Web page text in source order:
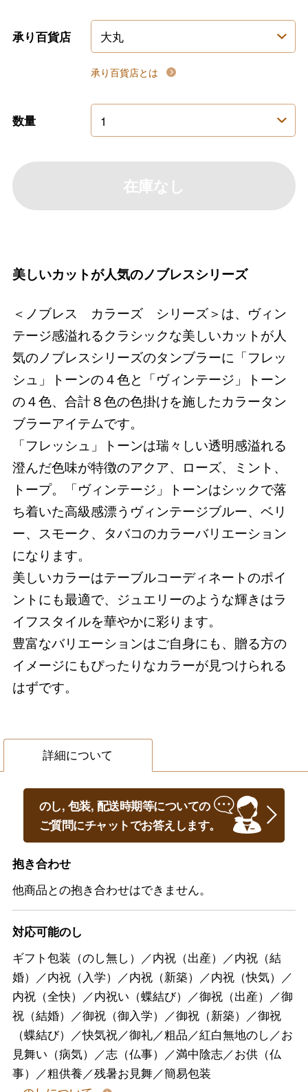
承り百貨店
承り百貨店とは
数量
在庫なし
美しいカットが人気のノブレスシリーズ
＜ノブレス カラーズ シリーズ＞は、ヴィン
テージ感溢れるクラシックな美しいカットが人
気のノブレスシリーズのタンブラーに 「フレッ
シュ」トーンの４色と 「ヴィンテージ」トーン
の４色、合計８色の色掛けを施したカラータン
ブラーアイテムです。
「フレッシュ」トーンは瑞々しい透明感溢れる
澄んだ色味が特徴のアクア、ローズ、ミント、
トープ。「ヴィンテージ」トーンはシックで落
ち着いた高級感漂うヴィンテージブルー、ベリ
ー、スモーク、タバコのカラーバリエーション
になります。
美しいカラーはテーブルコーディネートのポイ
ントにも最適で、ジュエリーのような輝きはラ
イフスタイルを華やかに彩ります。
豊富なバリエーションはご自身にも、贈る方の
イメージにもぴったりなカラーが見つけられる
はずです。
詳細について
のし, 包装, 配送時期等についての
ご質問にチャットでお答えします。
抱き合わせ
他商品との抱き合わせはできません。
対応可能のし
ギフト包装（のし無し）／内祝（出産）／内祝（結
婚）／内祝（入学）／内祝（新築）／内祝（快気）／
内祝（全快）／内祝い（蝶結び）／御祝（出産）／御
祝（結婚）／御祝（御入学）／御祝（新築）／御祝
（蝶結び）／快気祝／御礼／粗品／紅白無地のし／お
見舞い（病気）／志（仏事）／満中陰志／お供（仏
事）／粗供養／残暑お見舞／簡易包装